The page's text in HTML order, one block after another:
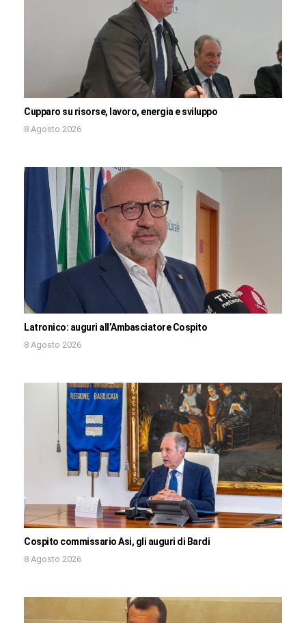
Cupparo su risorse, lavoro, energia e sviluppo
8 Agosto 2026
Latronico: auguri all’Ambasciatore Cospito
8 Agosto 2026
Cospito commissario Asi, gli auguri di Bardi
8 Agosto 2026